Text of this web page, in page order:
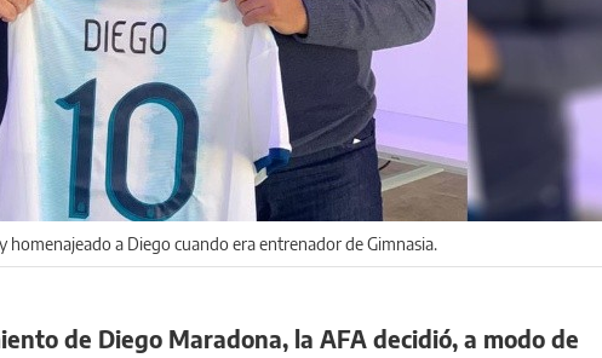
homenajeado a Diego cuando era entrenador de Gimnasia.
de Diego Maradona, la AFA decidió, a modo de